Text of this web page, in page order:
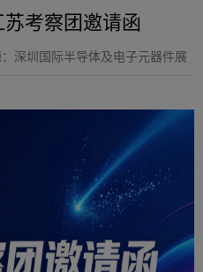
苏考察团邀请函
深圳国际半导体及电子元器件展